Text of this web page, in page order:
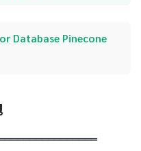
Database Pinecone